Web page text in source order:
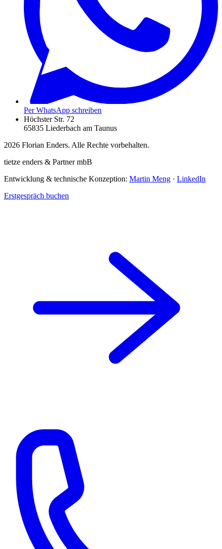
Per WhatsApp schreiben
Höchster Str. 72
65835 Liederbach am Taunus
2026 Florian Enders. Alle Rechte vorbehalten.
tietze enders & Partner mbB
Entwicklung & technische Konzeption: Martin Meng · LinkedIn
Erstgespräch buchen